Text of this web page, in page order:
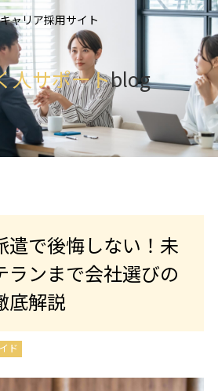
キャリア採用サイト
人サポートblog
遣で後悔しない！未
ランまで会社選びの
底解説
ド